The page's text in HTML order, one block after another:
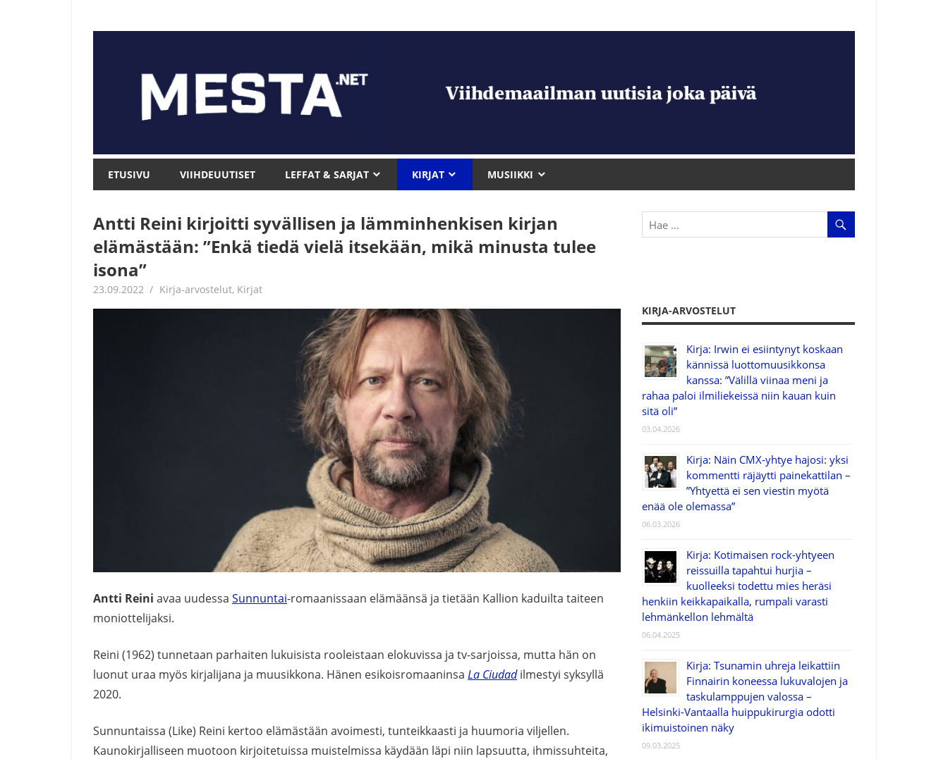
Mesta.net
ETUSIVU VIIHDEUUTISET LEFFAT & SARJAT KIRJAT MUSIIKKI
Antti Reini kirjoitti syvällisen ja lämminhenkisen kirjan
elämästään: ”Enkä tiedä vielä itsekään, mikä minusta tulee
isona”
23.09.2022 Jouni Hirn
Kirja-arvostelut, Kirjat
Antti Reini avaa uudessa Sunnuntai-romaanissaan elämäänsä ja tietään Kallion kaduilta taiteen
moniottelijaksi.
Reini (1962) tunnetaan parhaiten lukuisista rooleistaan elokuvissa ja tv-sarjoissa, mutta hän on
luonut uraa myös kirjalijana ja muusikkona. Hänen esikoisromaaninsa La Ciudadilmestyi syksyllä
2020.
Sunnuntaissa (Like) Reini kertoo elämästään avoimesti, tunteikkaasti ja huumoria viljellen.
Kaunokirjalliseen muotoon kirjoitetuissa muistelmissa käydään läpi niin lapsuutta, ihmissuhteita,
KIRJA-ARVOSTELUT
Kirja: Irwin ei esiintynyt koskaan
kännissä luottomuusikkonsa
kanssa: ”Välillä viinaa meni ja
rahaa paloi ilmiliekeissä niin kauan kuin
sitä oli”
03.04.2026
Kirja: Näin CMX-yhtye hajosi: yksi
kommentti räjäytti painekattilan –
”Yhtyettä ei sen viestin myötä
enää ole olemassa”
06.03.2026
Kirja: Kotimaisen rock-yhtyeen
reissuilla tapahtui hurjia –
kuolleeksi todettu mies heräsi
henkiin keikkapaikalla, rumpali varasti
lehmänkellon lehmältä
06.04.2025
Kirja: Tsunamin uhreja leikattiin
Finnairin koneessa lukuvalojen ja
taskulamppujen valossa –
Helsinki-Vantaalla huippukirurgia odotti
ikimuistoinen näky
09.03.2025